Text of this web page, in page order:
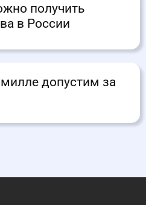
получить
в России
допустим за